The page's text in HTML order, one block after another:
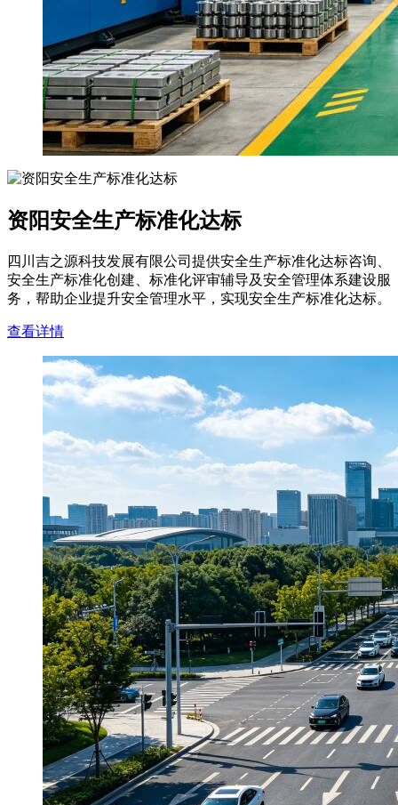
资阳安全生产标准化达标
四川吉之源科技发展有限公司提供安全生产标准化达标咨询、
安全生产标准化创建、标准化评审辅导及安全管理体系建设服
务，帮助企业提升安全管理水平，实现安全生产标准化达标。
查看详情